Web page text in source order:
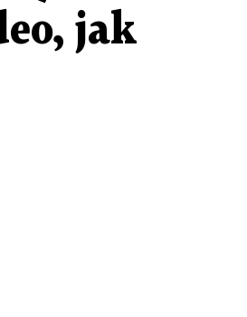
jak